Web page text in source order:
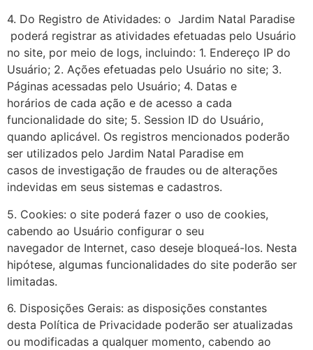
4. Do Registro de Atividades: o Jardim Natal Paradise
poderá registrar as atividades efetuadas pelo Usuário
no site, por meio de logs, incluindo: 1. Endereço IP do
Usuário; 2. Ações efetuadas pelo Usuário no site; 3.
Páginas acessadas pelo Usuário; 4. Datas e
horários de cada ação e de acesso a cada
funcionalidade do site; 5. Session ID do Usuário,
quando aplicável. Os registros mencionados poderão
ser utilizados pelo Jardim Natal Paradise em
casos de investigação de fraudes ou de alterações
indevidas em seus sistemas e cadastros.
5. Cookies: o site poderá fazer o uso de cookies,
cabendo ao Usuário configurar o seu
navegador de Internet, caso deseje bloqueá-los. Nesta
hipótese, algumas funcionalidades do site poderão ser
limitadas.
6. Disposições Gerais: as disposições constantes
desta Política de Privacidade poderão ser atualizadas
ou modificadas a qualquer momento, cabendo ao